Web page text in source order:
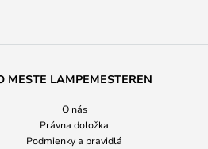
MESTE LAMPEMESTEREN
O nás
Právna doložka
Podmienky a pravidlá